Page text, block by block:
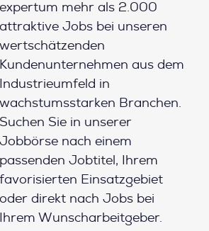
expertum mehr als 2.000
attraktive Jobs bei unseren
wertschätzenden
Kundenunternehmen aus dem
Industrieumfeld in
wachstumsstarken Branchen.
Suchen Sie in unserer
Jobbörse nach einem
passenden Jobtitel, Ihrem
favorisierten Einsatzgebiet
oder direkt nach Jobs bei
Ihrem Wunscharbeitgeber.